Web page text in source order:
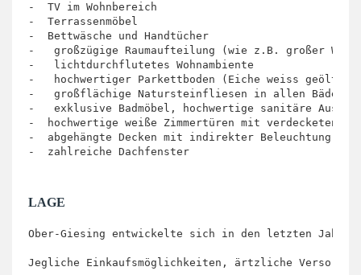
-  TV im Wohnbereich
-  Terrassenmöbel
-  Bettwäsche und Handtücher
-   großzügige Raumaufteilung (wie z.B. großer
-   lichtdurchflutetes Wohnambiente
-   hochwertiger Parkettboden (Eiche weiss geölt)
-   großflächige Natursteinfliesen in allen Bädern
-   exklusive Badmöbel, hochwertige sanitäre
-  hochwertige weiße Zimmertüren mit verdecketen
-  abgehängte Decken mit indirekter Beleuchtung
-  zahlreiche Dachfenster
LAGE
Ober-Giesing entwickelte sich in den letzten
Jegliche Einkaufsmöglichkeiten, ärtzliche